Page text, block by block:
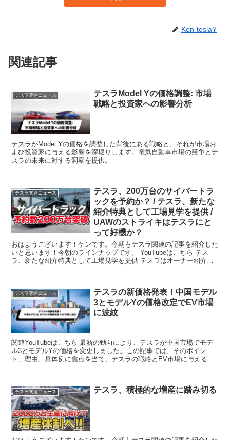
Ken-teslaY
関連記事
テスラ関連ニュース
テスラModel Yの価格調整: 市場
戦略と投資家への影響分析
テスラがModel Yの価格を調整した背後にある戦略と、それが市場お
よび投資家に与える影響を深堀りします。電気自動車市場の競争とテ
スラの未来に対する洞察を提供。
テスラ関連ニュース
テスラ、200万台のサイバートラ
ックを予約か？ / テスラ、新たな
紹介特典として工場見学を提供 /
UAWのストライキはテスラにと
って好機か？
おはようございます！ケンです。今朝もテスラ関連の記事を紹介した
いと思います！今朝のラインナップです。 YouTubeはこちら テス
ラ、新たな紹介特典として工場見学を提供 テスラはオーナー紹介プ
テスラ関連ニュース
テスラの新価格発表！中国モデル
3とモデルYの価格改定でEV市場
に波紋
関連YouTubeはこちら 最新の動向により、テスラが中国市場でモデ
ル3とモデルYの価格を変更しました。この記事では、そのポイン
ト、理由、具体例に焦点を当て、テスラの戦略とEV市場に与える影
テスラ関連ニュース テスラ、積極的な増産に踏み切る